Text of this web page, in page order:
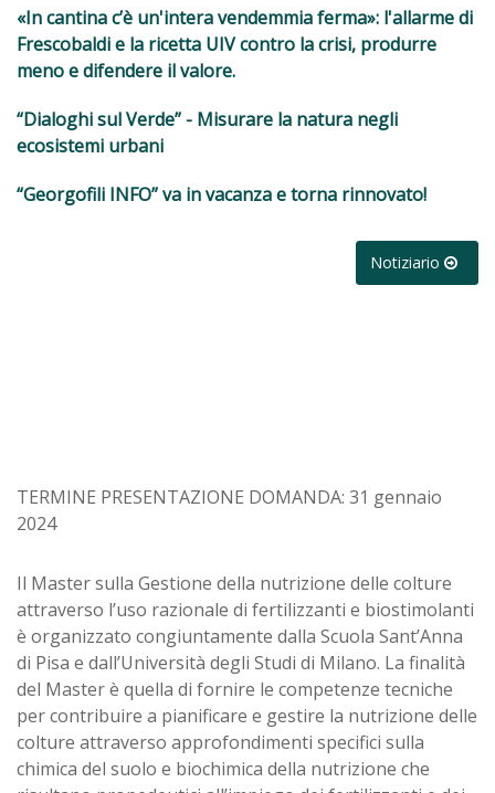
«In cantina c’è un'intera vendemmia ferma»: l'allarme di
Frescobaldi e la ricetta UIV contro la crisi, produrre
meno e difendere il valore.
“Dialoghi sul Verde” - Misurare la natura negli
ecosistemi urbani
“Georgofili INFO” va in vacanza e torna rinnovato!
Notiziario
TERMINE PRESENTAZIONE DOMANDA: 31 gennaio
2024
Il Master sulla Gestione della nutrizione delle colture
attraverso l’uso razionale di fertilizzanti e biostimolanti
è organizzato congiuntamente dalla Scuola Sant’Anna
di Pisa e dall’Università degli Studi di Milano. La finalità
del Master è quella di fornire le competenze tecniche
per contribuire a pianificare e gestire la nutrizione delle
colture attraverso approfondimenti specifici sulla
chimica del suolo e biochimica della nutrizione che